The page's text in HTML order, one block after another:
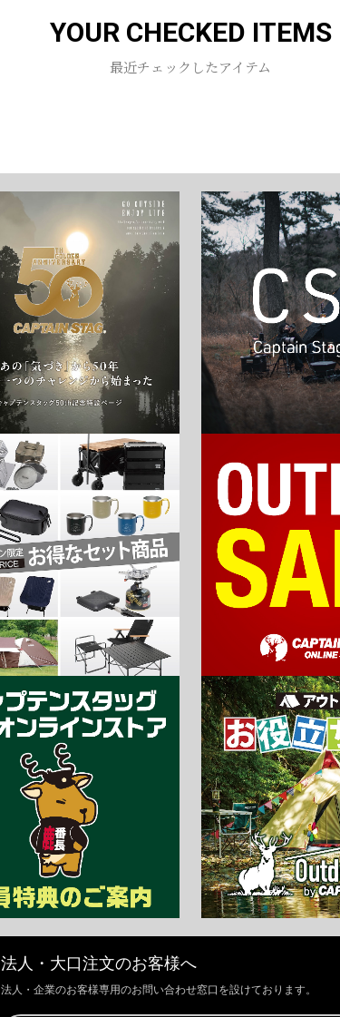
お買い物を続ける カートへ進む
YOUR CHECKED ITEMS
最近チェックしたアイテム
法人・大口注文のお客様へ
法人・企業のお客様専用のお問い合わせ窓口を設けております。